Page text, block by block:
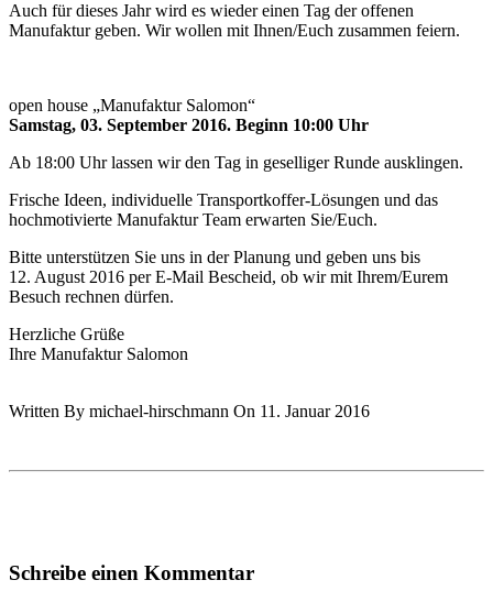
Auch für dieses Jahr wird es wieder einen Tag der offenen
Manufaktur geben. Wir wollen mit Ihnen/Euch zusammen feiern.
open house „Manufaktur Salomon“
Samstag, 03. September 2016. Beginn 10:00 Uhr
Ab 18:00 Uhr lassen wir den Tag in geselliger Runde ausklingen.
Frische Ideen, individuelle Transportkoffer-Lösungen und das
hochmotivierte Manufaktur Team erwarten Sie/Euch.
Bitte unterstützen Sie uns in der Planung und geben uns bis
12. August 2016 per E-Mail Bescheid, ob wir mit Ihrem/Eurem
Besuch rechnen dürfen.
Herzliche Grüße
Ihre Manufaktur Salomon
Written By michael-hirschmann On 11. Januar 2016
Schreibe einen Kommentar